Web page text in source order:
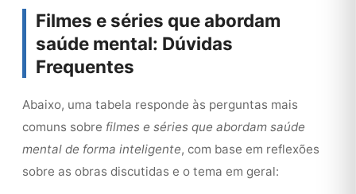
Filmes e séries que abordam
saúde mental: Dúvidas
Frequentes
Abaixo, uma tabela responde às perguntas mais
comuns sobre filmes e séries que abordam saúde
mental de forma inteligente, com base em reflexões
sobre as obras discutidas e o tema em geral: